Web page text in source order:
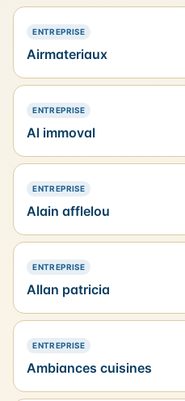
ENTREPRISE— PRÉSENCE SIMPLE
Airmateriaux
ENTREPRISE— PRÉSENCE SIMPLE
Al immoval
ENTREPRISE— PRÉSENCE SIMPLE
Alain afflelou
ENTREPRISE— PRÉSENCE SIMPLE
Allan patricia
ENTREPRISE— PRÉSENCE SIMPLE
Ambiances cuisines